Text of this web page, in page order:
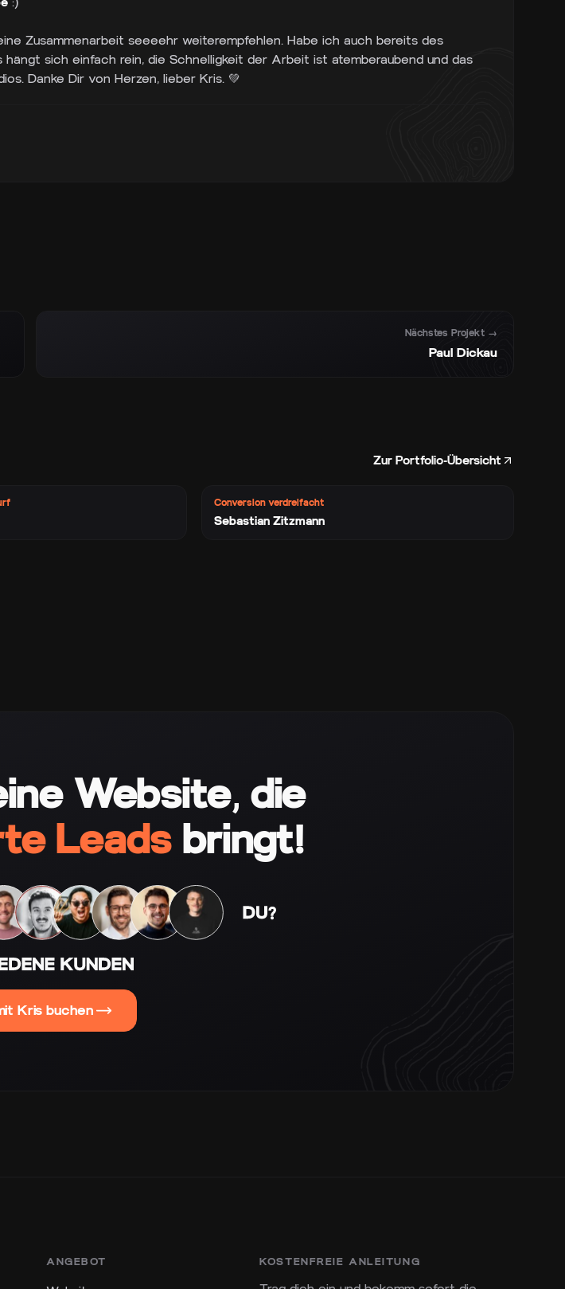
Zusammenarbeit seeeehr weiterempfehlen. Habe ich auch bereits des
sich einfach rein, die Schnelligkeit der Arbeit ist atemberaubend und das
Danke Dir von Herzen, lieber Kris. 💚
Nächstes Projekt →
Paul Dickau
Zur Portfolio-Übersicht
Conversion verdreifacht
Sebastian Zitzmann
Website, die
Leadsbringt!
Kris buchen
ANGEBOT KOSTENFREIE ANLEITUNG